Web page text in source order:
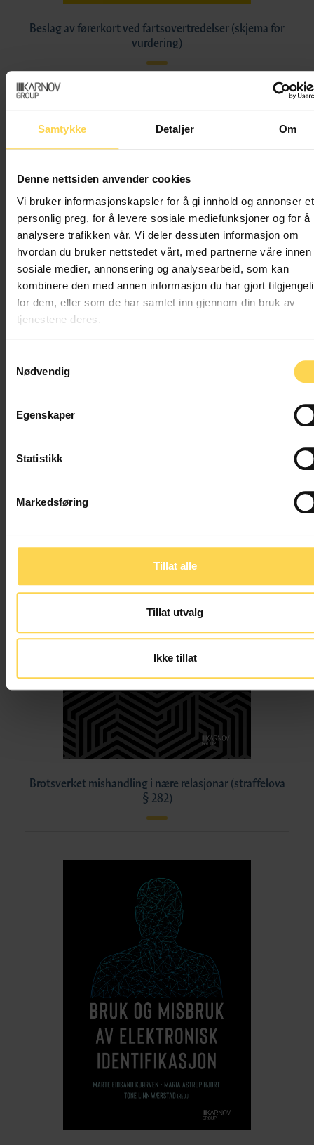
Samtykke Detaljer Om
Denne nettsiden anvender cookies
Vi bruker informasjonskapsler for å gi innhold og annonser et
personlig preg, for å levere sosiale mediefunksjoner og for å
analysere trafikken vår. Vi deler dessuten informasjon om
hvordan du bruker nettstedet vårt, med partnerne våre innen
sosiale medier, annonsering og analysearbeid, som kan
kombinere den med annen informasjon du har gjort
for dem, eller som de har samlet inn gjennom din bruk av
tjenestene deres.
Nødvendig
Egenskaper
Statistikk
Markedsføring
Tillat alle
Tillat utvalg
Ikke tillat
Beslag av førerkort ved fartsovertredelser (skjema for
vurdering)
Brotsverket mishandling i nære relasjonar (straffelova
§ 282)